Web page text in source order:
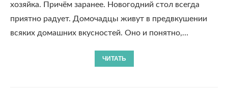
хозяйка. Причём заранее. Новогодний стол всегда
приятно радует. Домочадцы живут в предвкушении
всяких домашних вкусностей. Оно и понятно,…
ЧИТАТЬ